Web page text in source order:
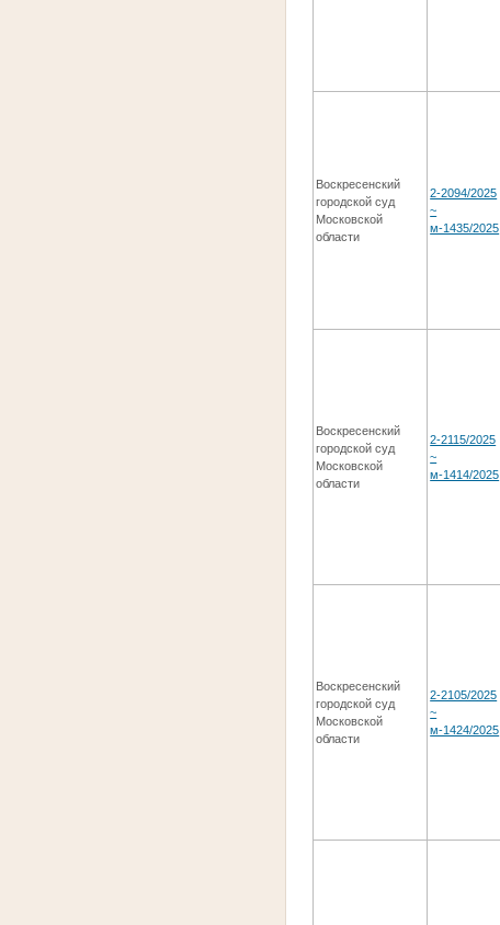
Воскресенский
городской суд
Московской
области
2-2094/2025
~
м-1435/2025
Воскресенский
городской суд
Московской
области
2-2115/2025
~
м-1414/2025
Воскресенский
городской суд
Московской
области
2-2105/2025
~
м-1424/2025